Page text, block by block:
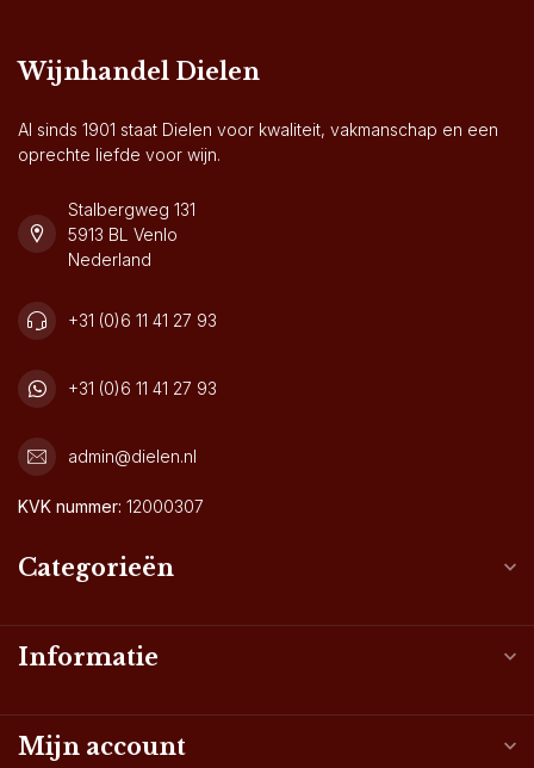
Wijnhandel Dielen
Al sinds 1901 staat Dielen voor kwaliteit, vakmanschap en een
oprechte liefde voor wijn.
Stalbergweg 131
5913 BL Venlo
Nederland
+31 (0)6 11 41 27 93
+31 (0)6 11 41 27 93
admin@dielen.nl
KVK nummer: 12000307
Categorieën
Informatie
Mijn account